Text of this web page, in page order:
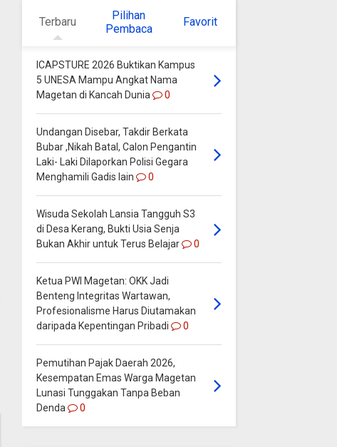
Terbaru
Pilihan
Pembaca
Favorit
ICAPSTURE 2026 Buktikan Kampus
5 UNESA Mampu Angkat Nama
Magetan di Kancah Dunia
0
Undangan Disebar, Takdir Berkata
Bubar ,Nikah Batal, Calon Pengantin
Laki- Laki Dilaporkan Polisi Gegara
Menghamili Gadis lain
0
Wisuda Sekolah Lansia Tangguh S3
di Desa Kerang, Bukti Usia Senja
Bukan Akhir untuk Terus Belajar
0
Ketua PWI Magetan: OKK Jadi
Benteng Integritas Wartawan,
Profesionalisme Harus Diutamakan
daripada Kepentingan Pribadi
0
Pemutihan Pajak Daerah 2026,
Kesempatan Emas Warga Magetan
Lunasi Tunggakan Tanpa Beban
Denda
0